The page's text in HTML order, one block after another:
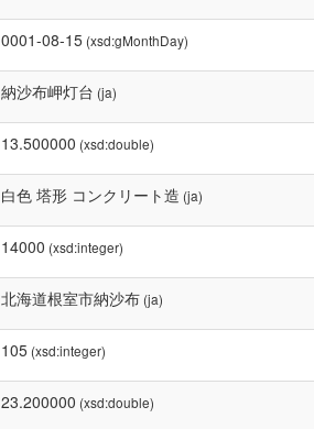
0001-08-15 (xsd:gMonthDay)
納沙布岬灯台 (ja)
13.500000 (xsd:double)
白色 塔形 コンクリート造 (ja)
14000 (xsd:integer)
北海道根室市納沙布 (ja)
105 (xsd:integer)
23.200000 (xsd:double)